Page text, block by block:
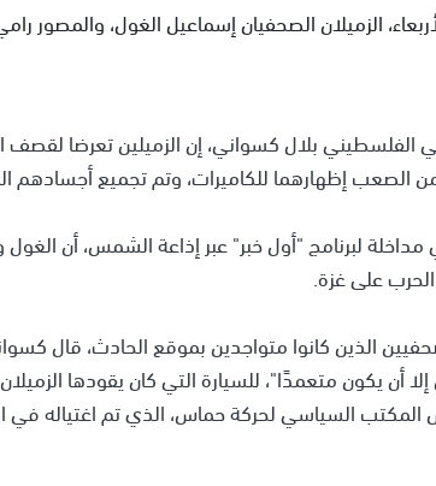
الزميلان الصحفيان إسماعيل الغول،
الفلسطيني بلال كسواني، إن الزميلين تعرضا
إظهارهما للكاميرات، وتم تجميع أجسادهم
لبرنامج "أول خبر" عبر إذاعة الشمس، أن الغول
الحرب على غزة.
الذين كانوا متواجدين بموقع الحادث، قال
إلا أن يكون متعمدًا"، للسيارة التي كان يقودها
السياسي لحركة حماس، الذي تم اغتياله في